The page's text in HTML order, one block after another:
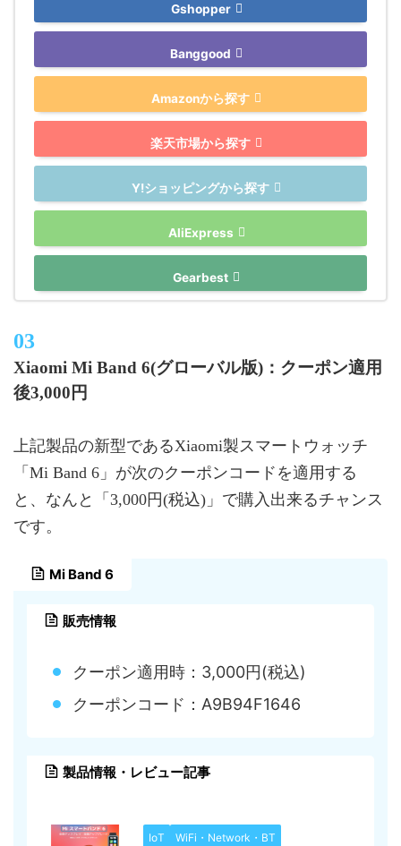
Gshopper
Banggood
Amazonから探す
楽天市場から探す
Y!ショッピングから探す
AliExpress
Gearbest
Xiaomi Mi Band 6(グローバル版)：クーポン適用
後3,000円
上記製品の新型であるXiaomi製スマートウォッチ
「Mi Band 6」が次のクーポンコードを適用する
と、なんと「3,000円(税込)」で購入出来るチャンス
です。
Mi Band 6
販売情報
クーポン適用時：3,000円(税込)
クーポンコード：A9B94F1646
製品情報・レビュー記事
IoT WiFi・Network・BT